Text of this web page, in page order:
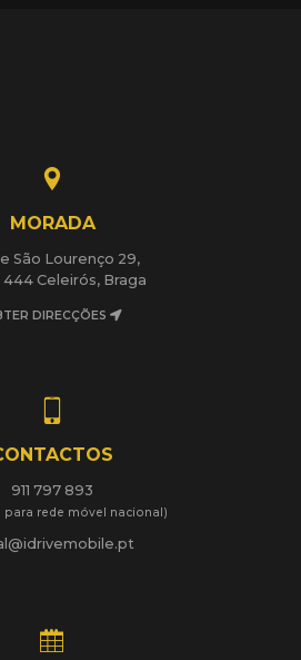
MORADA
São Lourenço 29,
444 Celeirós, Braga
DIRECÇÕES
911 797 893
para rede móvel nacional)